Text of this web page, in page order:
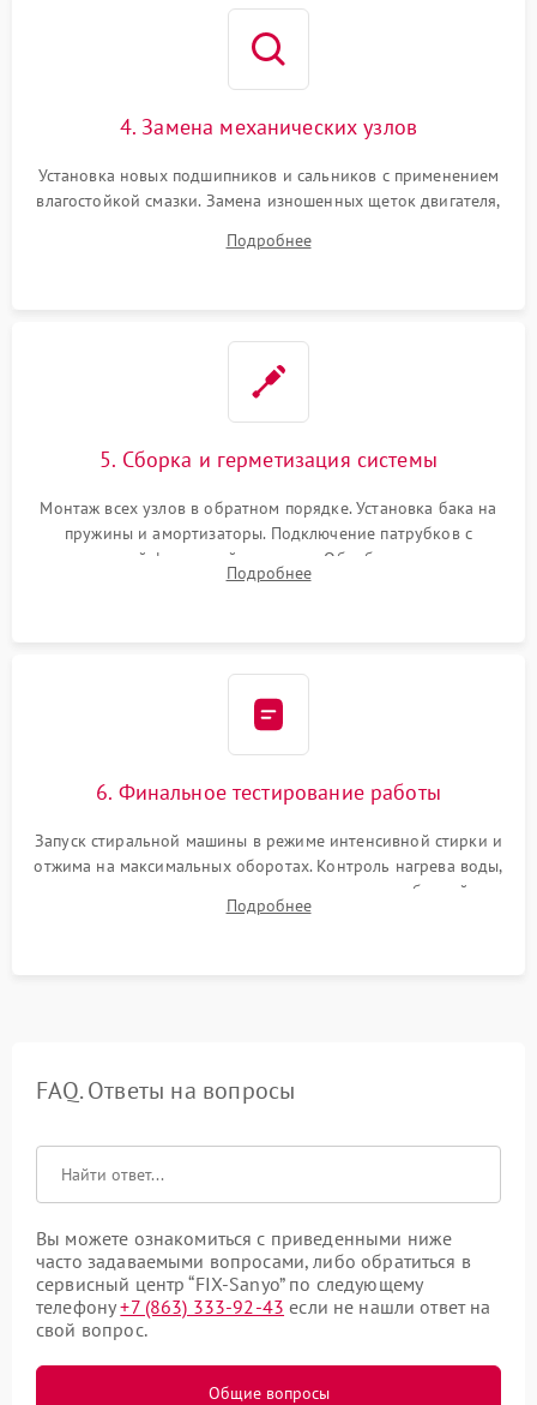
4. Замена механических узлов
Установка новых подшипников и сальников с применением
влагостойкой смазки. Замена изношенных щеток двигателя,
или поврежденной резиновой манжеты.
Подробнее
5. Сборка и герметизация системы
Монтаж всех узлов в обратном порядке. Установка бака на
пружины и амортизаторы. Подключение патрубков с
надежной фиксацией хомутами. Обработка стыков
герметиком для предотвращения возможных протечек воды.
Подробнее
6. Финальное тестирование работы
Запуск стиральной машины в режиме интенсивной стирки и
отжима на максимальных оборотах. Контроль нагрева воды,
корректности слива, отсутствия излишних вибраций,
посторонних стуков и протечек под корпусом.
Подробнее
FAQ. Ответы на вопросы
Вы можете ознакомиться с приведенными ниже
часто задаваемыми вопросами, либо обратиться в
сервисный центр “FIX-Sanyo” по следующему
телефону+7 (863) 333-92-43 если не нашли ответ на
свой вопрос.
Общие вопросы